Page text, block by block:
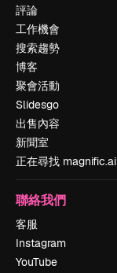
評論
工作機會
搜索趨勢
博客
聚會活動
Slidesgo
出售內容
新聞室
正在尋找 magnific.ai
聯絡我們
客服
Instagram
YouTube